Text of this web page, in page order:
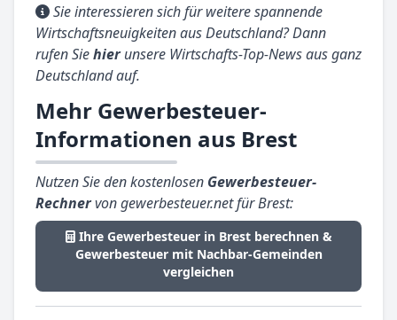
Sie interessieren sich für weitere spannende
Wirtschaftsneuigkeiten aus Deutschland? Dann
rufen Siehierunsere Wirtschafts-Top-News aus ganz
Deutschland auf.
Mehr Gewerbesteuer-
Informationen aus Brest
Nutzen Sie den kostenlosen Gewerbesteuer-
Rechnervon gewerbesteuer.net für Brest:
Ihre Gewerbesteuer in Brest berechnen &
Gewerbesteuer mit Nachbar-Gemeinden
vergleichen